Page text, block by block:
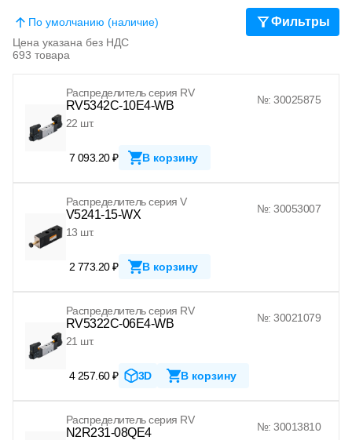
693 товара
Цена указана без НДС
По умолчанию (наличие) Фильтры
Распределитель серия RV
RV5342C-10E4-WB
№: 30025875
22 шт.
7 093.20 ₽ В корзину
Распределитель серия V
V5241-15-WX
№: 30053007
13 шт.
2 773.20 ₽ В корзину
Распределитель серия RV
RV5322C-06E4-WB
№: 30021079
21 шт.
4 257.60 ₽ 3D В корзину
Распределитель серия RV
N2R231-08QE4
№: 30013810